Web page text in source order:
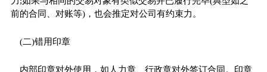
前的合同、对账等)，也会推定对公司有约束力。
(二)错用印章
内部印章对外使用，如人力章、行政章对外签订合同。印章